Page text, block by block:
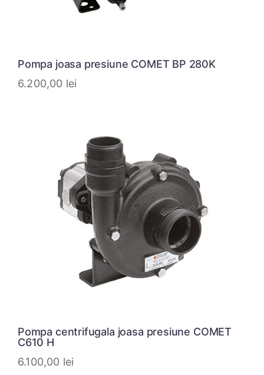
Pompa joasa presiune COMET BP 280K
6.200,00 lei
Pompa centrifugala joasa presiune COMET
C610 H
6.100,00 lei